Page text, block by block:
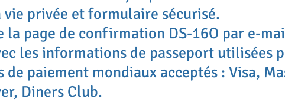
privée et formulaire sécurisé.
la page de confirmation DS-16O par e-
les informations de passeport utilisées
de paiement mondiaux acceptés : Visa,
Diners Club.